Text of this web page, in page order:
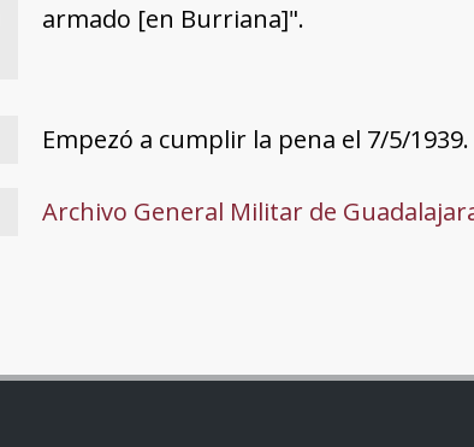
armado [en Burriana]".
Empezó a cumplir la pena el 7/5/
Archivo General Militar de